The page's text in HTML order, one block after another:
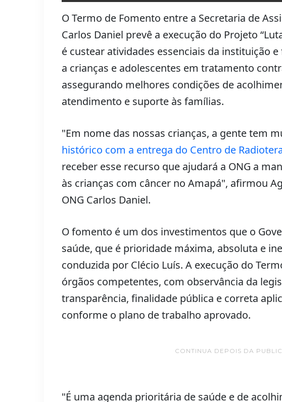
O Termo de Fomento entre a Secretaria de
Carlos Daniel prevê a execução do Projeto
é custear atividades essenciais da instituição
a crianças e adolescentes em tratamento
assegurando melhores condições de
atendimento e suporte às famílias.
"Em nome das nossas crianças, a gente tem
histórico com a entrega do Centro de
receber esse recurso que ajudará a ONG a
às crianças com câncer no Amapá", afirmou
ONG Carlos Daniel.
O fomento é um dos investimentos que o
saúde, que é prioridade máxima, absoluta e
conduzida por Clécio Luís. A execução do
órgãos competentes, com observância da
transparência, finalidade pública e correta
conforme o plano de trabalho aprovado.
CONTINUA DEPOIS DA
"É uma agenda prioritária de saúde e de